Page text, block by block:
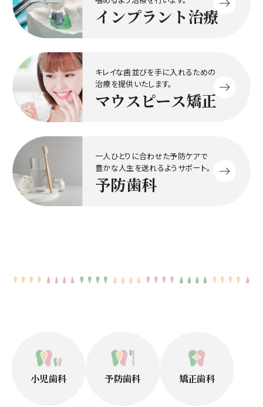
インプラント治療
キレイな歯並びを手に入れるための
治療を提供いたします。
マウスピース矯正
一人ひとりに合わせた予防ケアで
豊かな人生を送れるようサポート。
予防歯科
小児歯科 予防歯科 矯正歯科